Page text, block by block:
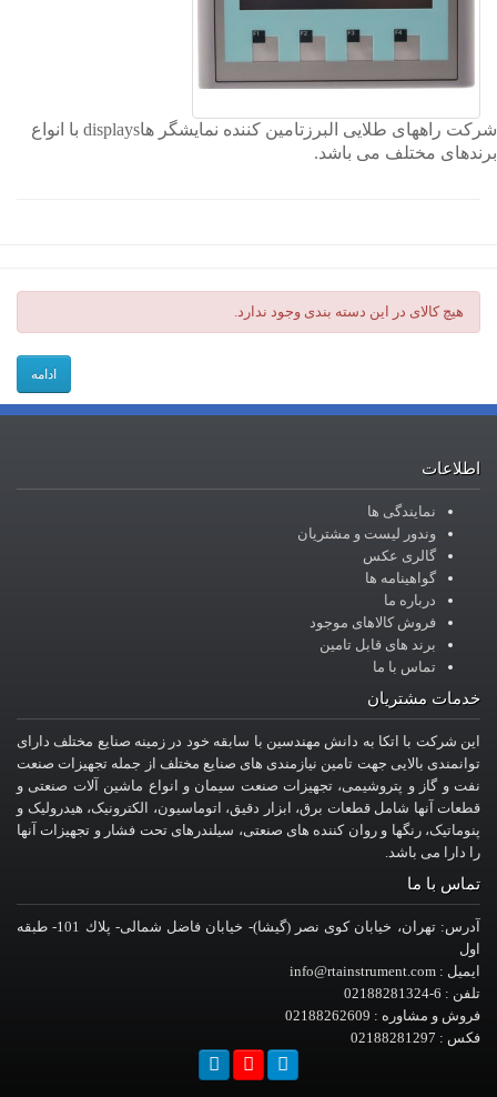
شرکت راههای طلایی البرزتامین کننده نمایشگر هاdisplays با انواع
برندهای مختلف می باشد.
هیچ کالای در این دسته بندی وجود ندارد.
ادامه
اطلاعات
نمایندگی ها
وندور لیست و مشتریان
گالری عکس
گواهینامه ها
درباره ما
فروش کالاهای موجود
برند های قابل تامین
تماس با ما
خدمات مشتریان
این شرکت با اتکا به دانش مهندسین با سابقه خود در زمینه صنایع مختلف دارای
توانمندی بالایی جهت تامین نیازمندی های صنایع مختلف از جمله تجهیزات صنعت
نفت و گاز و پتروشیمی، تجهیزات صنعت سیمان و انواع ماشین آلات صنعتی و
قطعات آنها شامل قطعات برق، ابزار دقیق، اتوماسیون، الکترونیک، هیدرولیک و
پنوماتیک، رنگها و روان کننده های صنعتی، سیلندرهای تحت فشار و تجهیزات آنها
را دارا می باشد.
تماس با ما
آدرس: تهران، خيابان کوی نصر (گیشا)- خيابان فاضل شمالی- پلاك 101- طبقه
اول
ایمیل : info@rtainstrument.com
تلفن : 6-02188281324
فروش و مشاوره : 02188262609
فکس : 02188281297